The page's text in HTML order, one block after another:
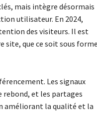
mais intègre désormais
utilisateur. En 2024,
des visiteurs. Il est
site, que ce soit sous forme
Les signaux
rebond, et les partages
améliorant la qualité et la